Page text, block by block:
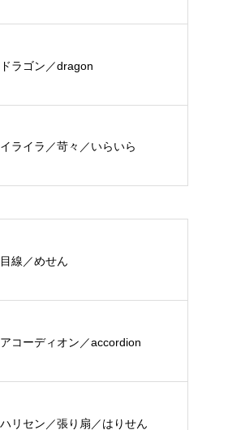
ドラゴン／dragon
イライラ／苛々／いらいら
目線／めせん
アコーディオン／accordion
ハリセン／張り扇／はりせん